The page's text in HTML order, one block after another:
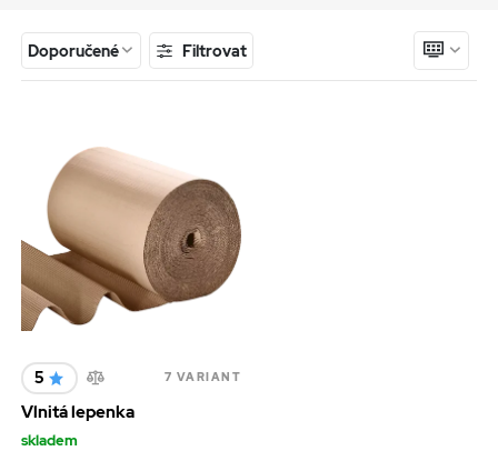
Doporučené Filtrovat
5 7 VARIANT
Vlnitá lepenka
skladem